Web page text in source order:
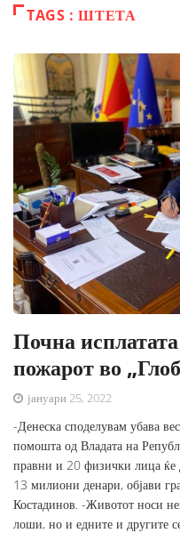
TAGS : ШТЕТА
Почна
пожарот во
јануари 25, 2022
-Денеска споделувам убава
помошта од Владата на
правни и 20 физички лица ќе
13 милиони денари, објави
Костадинов. -Животот носи
лоши, но и едните и другите